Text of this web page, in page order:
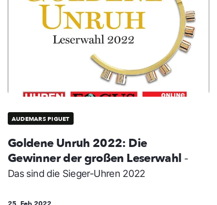
AUDEMARS PIGUET
Goldene Unruh 2022: Die
Gewinner der großen Leserwahl -
Das sind die Sieger-Uhren 2022